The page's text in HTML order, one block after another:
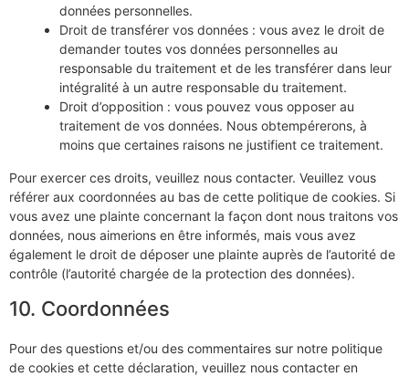
données personnelles.
Droit de transférer vos données : vous avez le droit de
demander toutes vos données personnelles au
responsable du traitement et de les transférer dans leur
intégralité à un autre responsable du traitement.
Droit d’opposition : vous pouvez vous opposer au
traitement de vos données. Nous obtempérerons, à
moins que certaines raisons ne justifient ce traitement.
Pour exercer ces droits, veuillez nous contacter. Veuillez vous
référer aux coordonnées au bas de cette politique de cookies. Si
vous avez une plainte concernant la façon dont nous traitons vos
données, nous aimerions en être informés, mais vous avez
également le droit de déposer une plainte auprès de l’autorité de
contrôle (l’autorité chargée de la protection des données).
10. Coordonnées
Pour des questions et/ou des commentaires sur notre politique
de cookies et cette déclaration, veuillez nous contacter en